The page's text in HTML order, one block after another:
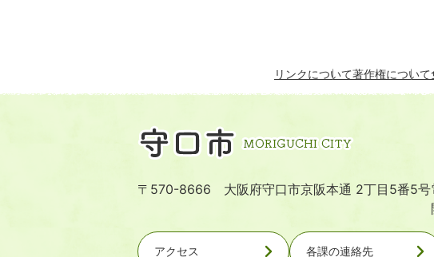
リンクについて著作権について
〒570-8666 大阪府守口市京阪本通 2丁目5番5号
アクセス 各課の連絡先